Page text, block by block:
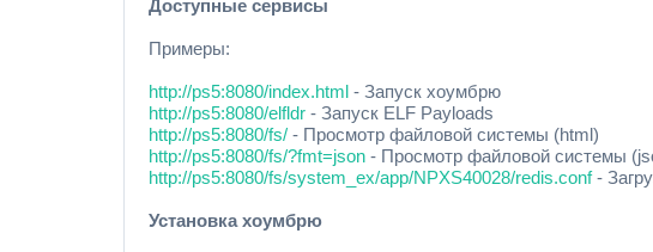
Доступные сервисы
Примеры:
http://ps5:8080/index.html - Запуск хоумбрю
http://ps5:8080/elfldr - Запуск ELF Payloads
http://ps5:8080/fs/ - Просмотр файловой системы (html)
http://ps5:8080/fs/?fmt=json - Просмотр файловой системы
http://ps5:8080/fs/system_ex/app/NPXS40028/redis.conf-
Установка хоумбрю